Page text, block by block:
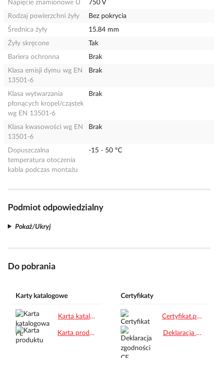
Napięcie znamionowe U
750 V
Rodzaj powierzchni żyły
Bez pokrycia
Średnica żyły
15.84 mm
Żyły skręcone
Tak
Bariera ochronna
Brak
Klasa emisji dymu wg EN
13501-6
Brak
Klasa wytwarzania
płonących kropel/cząstek
wg EN 13501-6
Brak
Klasa kwasowości wg EN
13501-6
Brak
Dopuszczalna
temperatura otoczenia
kabla podczas montażu
-15 - 50 °C
Podmiot odpowiedzialny
Pokaż/Ukryj
Do pobrania
Karty katalogowe
Karta katalogowa PL.pdf
Karta produktu.pdf
Certyfikaty
Certyfikat.pdf
Deklaracja zgodności CE.pdf